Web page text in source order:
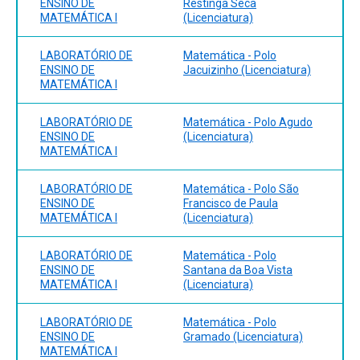
9788584290710. SMOLE, Kátia Stocco. Resolução de
problemas nas aulas de matemática. Porto Alegre: Penso,
2016. 1 recurso online ISBN 9788584290819.
ENSINO DE
MATEMÁTICA I
Restinga Sêca
(Licenciatura)
LABORATÓRIO DE
ENSINO DE
MATEMÁTICA I
Matemática - Polo
Jacuizinho (Licenciatura)
LABORATÓRIO DE
ENSINO DE
MATEMÁTICA I
Matemática - Polo Agudo
(Licenciatura)
LABORATÓRIO DE
ENSINO DE
MATEMÁTICA I
Matemática - Polo São
Francisco de Paula
(Licenciatura)
LABORATÓRIO DE
ENSINO DE
MATEMÁTICA I
Matemática - Polo
Santana da Boa Vista
(Licenciatura)
LABORATÓRIO DE
ENSINO DE
MATEMÁTICA I
Matemática - Polo
Gramado (Licenciatura)